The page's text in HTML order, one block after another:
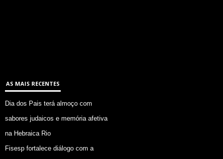
AS MAIS RECENTES
Dia dos Pais terá almoço com
sabores judaicos e memória afetiva
na Hebraica Rio
Fisesp fortalece diálogo com a